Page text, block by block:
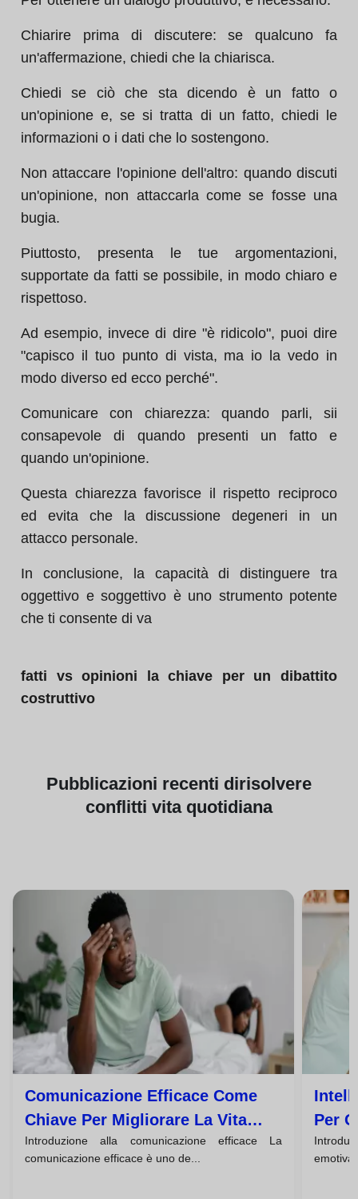
Chiarire prima di discutere: se qualcuno fa
un'affermazione, chiedi che la chiarisca.
Chiedi se ciò che sta dicendo è un fatto o
un'opinione e, se si tratta di un fatto, chiedi le
informazioni o i dati che lo sostengono.
Non attaccare l'opinione dell'altro: quando discuti
un'opinione, non attaccarla come se fosse una
bugia.
Piuttosto, presenta le tue argomentazioni,
supportate da fatti se possibile, in modo chiaro e
rispettoso.
Ad esempio, invece di dire "è ridicolo", puoi dire
"capisco il tuo punto di vista, ma io la vedo in
modo diverso ed ecco perché".
Comunicare con chiarezza: quando parli, sii
consapevole di quando presenti un fatto e
quando un'opinione.
Questa chiarezza favorisce il rispetto reciproco
ed evita che la discussione degeneri in un
attacco personale.
In conclusione, la capacità di distinguere tra
oggettivo e soggettivo è uno strumento potente
che ti consente di va
fatti vs opinioni la chiave per un dibattito
costruttivo
Pubblicazioni recenti dirisolvere
conflitti vita quotidiana
Comunicazione Efficace Come
Chiave Per Migliorare La Vita
Quotidiana
Introduzione alla comunicazione efficace La
comunicazione efficace è uno de...
Per
emotiva